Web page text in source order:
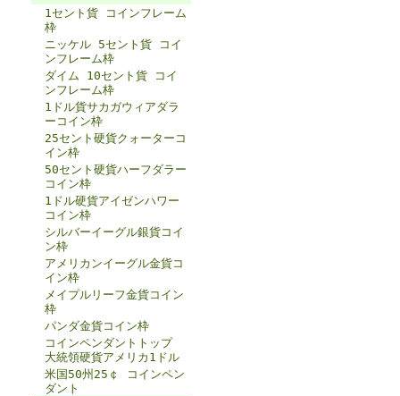
1セント貨 コインフレーム
枠
ニッケル 5セント貨 コイ
ンフレーム枠
ダイム 10セント貨 コイ
ンフレーム枠
1ドル貨サカガウィアダラ
ーコイン枠
25セント硬貨クォーターコ
イン枠
50セント硬貨ハーフダラー
コイン枠
1ドル硬貨アイゼンハワー
コイン枠
シルバーイーグル銀貨コイ
ン枠
アメリカンイーグル金貨コ
イン枠
メイプルリーフ金貨コイン
枠
パンダ金貨コイン枠
コインペンダントトップ
大統領硬貨アメリカ1ドル
米国50州25￠ コインペン
ダント